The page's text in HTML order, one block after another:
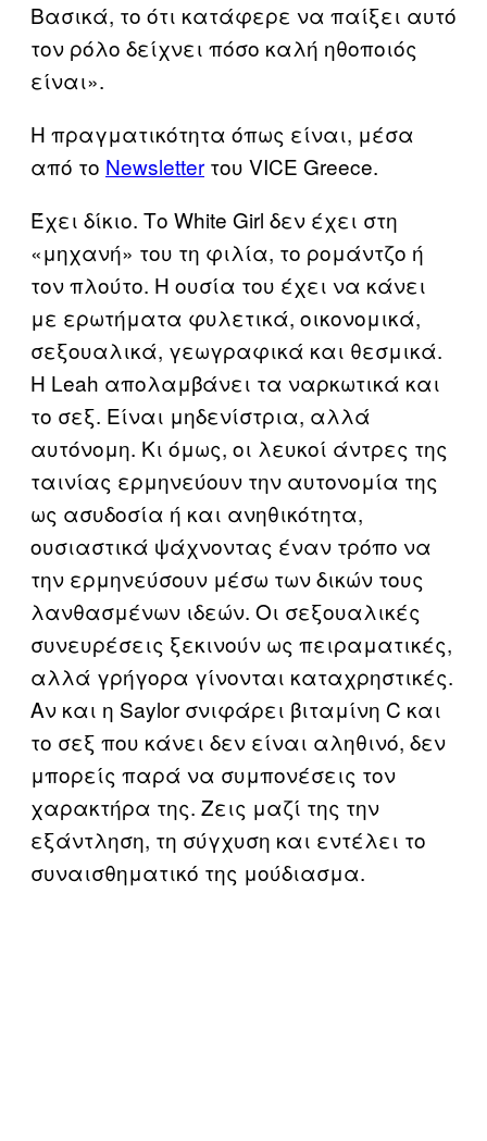
Βασικά, το ότι κατάφερε να παίξει αυτό
τον ρόλο δείχνει πόσο καλή ηθοποιός
είναι».
Η πραγματικότητα όπως είναι, μέσα
από το Newsletter του VICE Greece.
Έχει δίκιο. Το White Girl δεν έχει στη
«μηχανή» του τη φιλία, το ρομάντζο ή
τον πλούτο. Η ουσία του έχει να κάνει
με ερωτήματα φυλετικά, οικονομικά,
σεξουαλικά, γεωγραφικά και θεσμικά.
Η Leah απολαμβάνει τα ναρκωτικά και
το σεξ. Είναι μηδενίστρια, αλλά
αυτόνομη. Κι όμως, οι λευκοί άντρες της
ταινίας ερμηνεύουν την αυτονομία της
ως ασυδοσία ή και ανηθικότητα,
ουσιαστικά ψάχνοντας έναν τρόπο να
την ερμηνεύσουν μέσω των δικών τους
λανθασμένων ιδεών. Οι σεξουαλικές
συνευρέσεις ξεκινούν ως πειραματικές,
αλλά γρήγορα γίνονται καταχρηστικές.
Αν και η Saylor σνιφάρει βιταμίνη C και
το σεξ που κάνει δεν είναι αληθινό, δεν
μπορείς παρά να συμπονέσεις τον
χαρακτήρα της. Ζεις μαζί της την
εξάντληση, τη σύγχυση και εντέλει το
συναισθηματικό της μούδιασμα.